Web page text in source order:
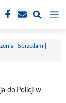
| Sprzedam |
do Policji w